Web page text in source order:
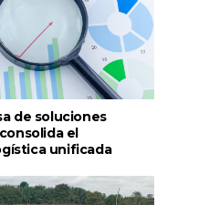
de soluciones
el
unificada